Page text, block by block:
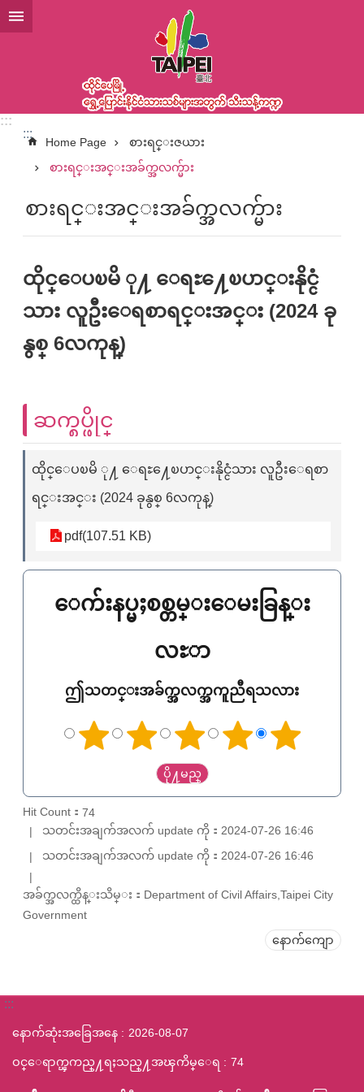
အဓိကအကြောင်းအရာပိတ်ပင်မှုကိုကျော်လိုက်ပါ
:::
:::
Home Page
စားရင္းဇယား
စားရင္းအင္းအခ်က္အလက္မ်ား
စားရင္းအင္းအခ်က္အလက္မ်ား
ထိုင္ေပၿမိ ု႔ ေရႊ႔ေၿပာင္းနိုင္ငံ
သား လူဦးေရစာရင္းအင္း (2024 ခု
နွစ္ 6လကုန္)
ဆက္စပ္ဖိုင္
ထိုင္ေပၿမိ ု႔ ေရႊ႔ေၿပာင္းနိုင္ငံသား လူဦးေရစာ
ရင္းအင္း (2024 ခုနွစ္ 6လကုန္)
pdf(107.51 KB)
ေက်းနပ္မႈစစ္တမ္းေမးခြန္း
လႊာ
ဤသတင္းအခ်က္အလက္အကူညီရသလား
Hit Count： 74
သတင်းအချက်အလက် update ကို：2024-07-26 16:46
သတင်းအချက်အလက် update ကို：2024-07-26 16:46
အခ်က္အလက္ထိန္းသိမ္း：Department of Civil Affairs,Taipei City
Government
နောက်ကျော
:::
နောက်ဆုံးအခြေအနေ 2026-08-07
ဝင္ေရာက္ၾကည္႔ရႈသည္႔အၾကိမ္ေရ 74